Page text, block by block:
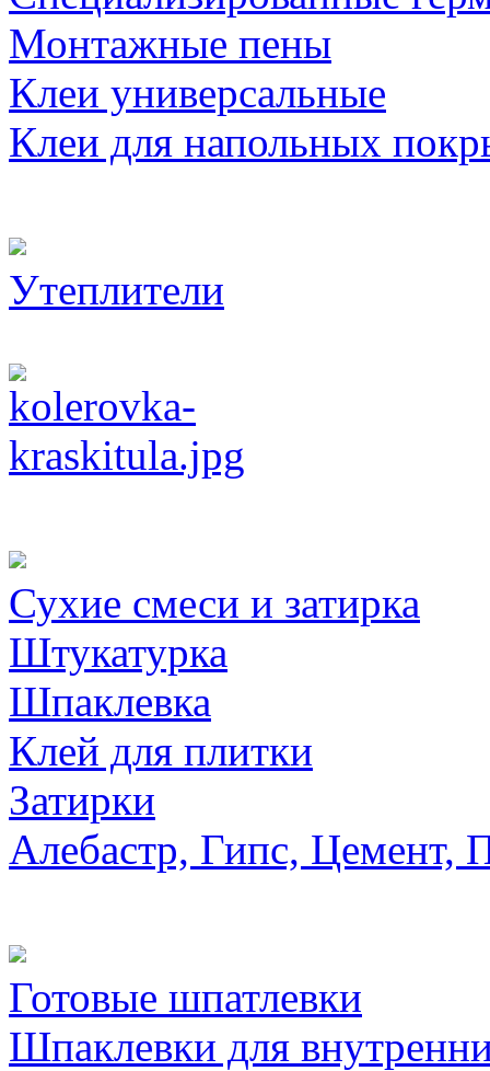
Монтажные пены
Клеи универсальные
Клеи для напольных
Утеплители
Сухие смеси и затирка
Штукатурка
Шпаклевка
Клей для плитки
Затирки
Алебастр, Гипс, Цемент,
Готовые шпатлевки
Шпаклевки для